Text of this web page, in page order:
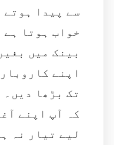
سے پیدا ہوتے
خواب ہوتا ہے
بینک میں
اپنے
تک بڑھا
کہ آپ اپنے
لیے تیار نہ